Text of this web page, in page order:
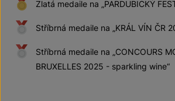
Zlatá medaile na „PARDUBICKÝ
Stříbrná medaile na „KRÁL VÍN ČR
Stříbrná medaile na „CONCOURS
BRUXELLES 2025 - sparkling wine“